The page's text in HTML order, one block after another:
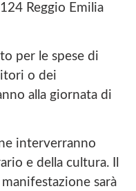
Reggio Emilia
per le spese di
o dei
alla giornata di
interverranno
e della cultura. Il
sarà